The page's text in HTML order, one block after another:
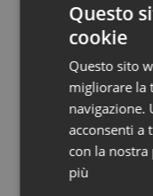
senza problemi e
prossime elezioni
rispettive
2015). Dopo,
indicati alla guida
Senato e Ordine
salvo modifiche
giurisprudenziali
al di fuori dello
Questo
cookie
Questo sito
migliorare la
navigazione.
acconsenti a
con la
più